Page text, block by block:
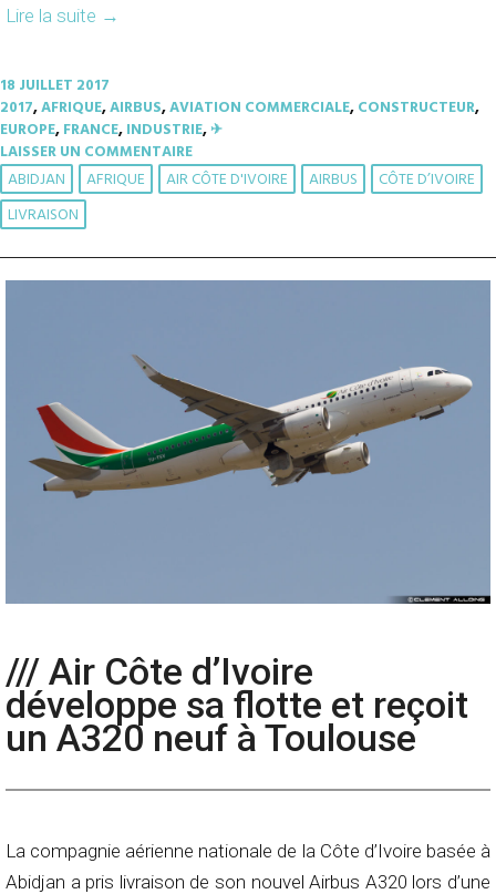
Lire la suite →
18 JUILLET 2017
2017,AFRIQUE,AIRBUS,AVIATION COMMERCIALE,CONSTRUCTEUR,
EUROPE,FRANCE,INDUSTRIE,✈︎
LAISSER UN COMMENTAIRE
ABIDJAN AFRIQUE AIR CÔTE D'IVOIRE AIRBUS
CÔTE D’IVOIRE
LIVRAISON
/// Air Côte d’Ivoire
développe sa flotte et reçoit
un A320 neuf à Toulouse
La compagnie aérienne nationale de la Côte d’Ivoire basée à
Abidjan a pris livraison de son nouvel Airbus A320 lors d’une